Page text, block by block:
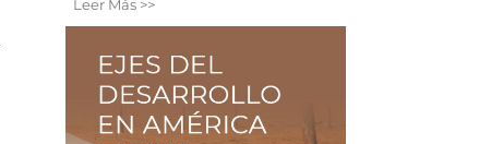
Leer Más >>